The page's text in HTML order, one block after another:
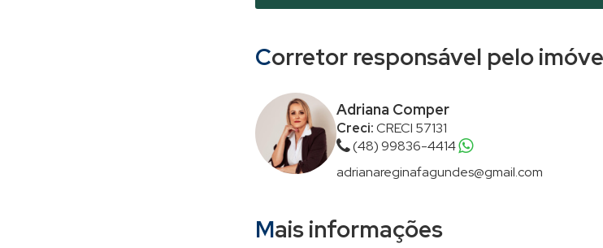
Corretor responsável pelo
Adriana Comper
Creci:CRECI 57131
(48) 99836-4414
adrianareginafagundes@gmail.com
Mais informações